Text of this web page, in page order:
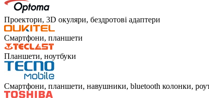
Проектори, 3D окуляри, бездротові адаптери
Смартфони, планшети
Планшети, ноутбуки
Смартфони, планшети, навушники, bluetooth колонки,